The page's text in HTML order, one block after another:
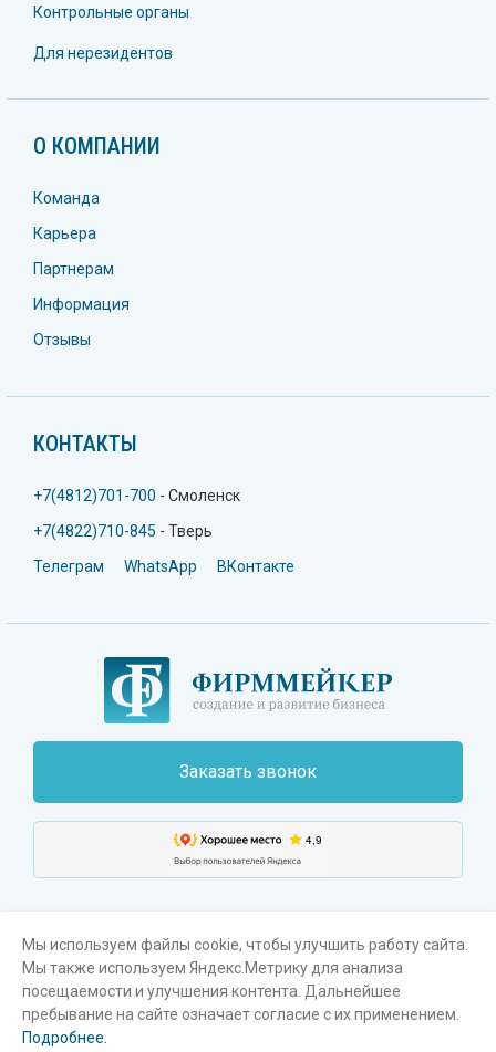
Заказать звонок
О КОМПАНИИ
Команда
Карьера
Партнерам
Информация
Отзывы
Контрольные органы
Для нерезидентов
КОНТАКТЫ
+7(4812)701-700 - Смоленск
+7(4822)710-845 - Тверь
Телеграм
WhatsApp ВКонтакте
Поиск Карта сайта
Пользовательское соглашение
© Фирммейкер®, 2003-2026. Все права защищены
Мы используем файлы cookie, чтобы улучшить работу сайта.
Мы также используем Яндекс.Метрику для анализа
посещаемости и улучшения контента. Дальнейшее
пребывание на сайте означает согласие с их применением.
Подробнее.